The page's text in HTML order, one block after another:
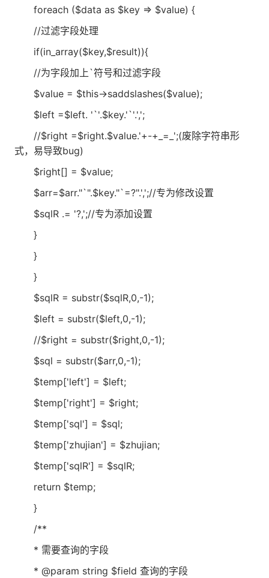
foreach ($data as $key => $value) {
//过滤字段处理
if(in_array($key,$result)){
//为字段加上`符号和过滤字段
$value = $this->saddslashes($value);
$left =$left. '`'.$key.'`'.',';
//$right =$right.$value.'+-+_=_';(废除字符串形
式，易导致bug)
$right[] = $value;
$arr=$arr."`".$key."`=?".',';//专为修改设置
$sqlR .= '?,';//专为添加设置
}
}
}
$sqlR = substr($sqlR,0,-1);
$left = substr($left,0,-1);
//$right = substr($right,0,-1);
$sql = substr($arr,0,-1);
$temp['left'] = $left;
$temp['right'] = $right;
$temp['sql'] = $sql;
$temp['zhujian'] = $zhujian;
$temp['sqlR'] = $sqlR;
return $temp;
}
/**
* 需要查询的字段
* @param string $field 查询的字段